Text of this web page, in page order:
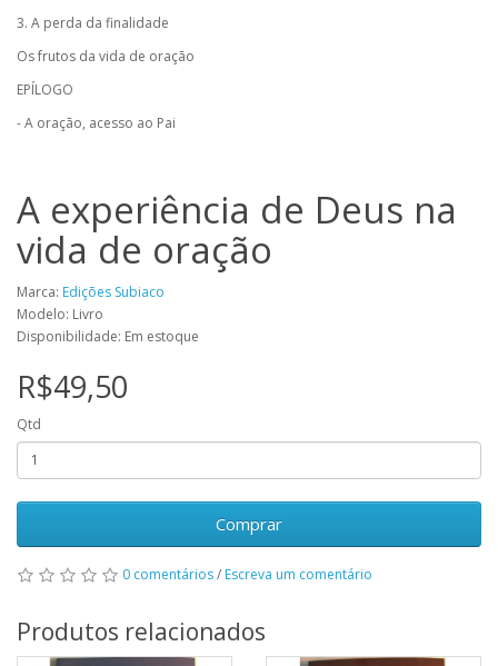
3. A perda da finalidade
Os frutos da vida de oração
EPÍLOGO
- A oração, acesso ao Pai
A experiência de Deus na
vida de oração
Marca: Edições Subiaco
Modelo: Livro
Disponibilidade: Em estoque
R$49,50
Qtd
Comprar
0 comentários/ Escreva um comentário
Produtos relacionados